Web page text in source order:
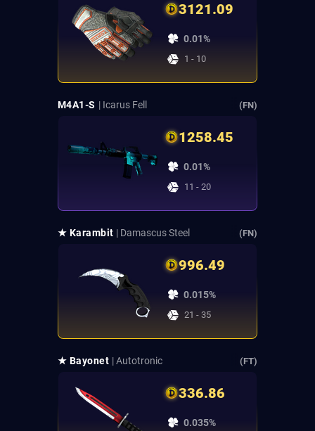
3121.09
0.01%
1 - 10
M4A1-S | Icarus Fell (FN)
1258.45
0.01%
11 - 20
★ Karambit | Damascus Steel (FN)
996.49
0.015%
21 - 35
★ Bayonet | Autotronic (FT)
336.86
0.035%